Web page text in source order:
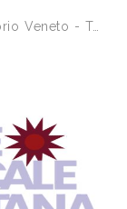
- Teatro dei Marsi